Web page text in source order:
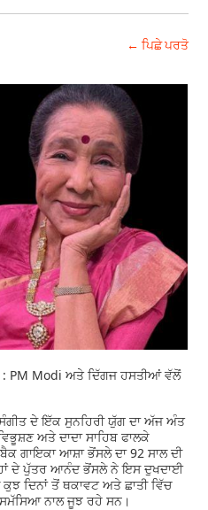
← ਪਿਛੇ ਪਰਤੋ
: PM Modi ਅਤੇ ਦਿੱਗਜ ਹਸਤੀਆਂ ਵੱਲੋਂ
ਦੇ ਇੱਕ ਸੁਨਹਿਰੀ ਯੁੱਗ ਦਾ ਅੱਜ ਅੰਤ
ਅਤੇ ਦਾਦਾ ਸਾਹਿਬ ਫਾਲਕੇ
ਗਾਇਕਾ ਆਸ਼ਾ ਭੋਂਸਲੇ ਦਾ 92 ਸਾਲ ਦੀ
ਦੇ ਪੁੱਤਰ ਆਨੰਦ ਭੋਂਸਲੇ ਨੇ ਇਸ ਦੁਖਦਾਈ
ਦਿਨਾਂ ਤੋਂ ਥਕਾਵਟ ਅਤੇ ਛਾਤੀ ਵਿੱਚ
ਨਾਲ ਜੂਝ ਰਹੇ ਸਨ।